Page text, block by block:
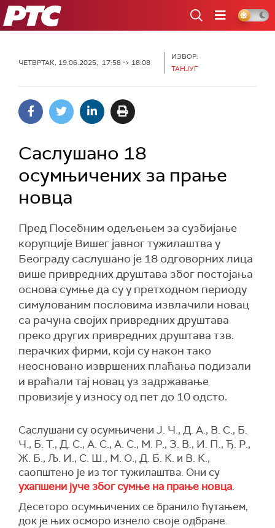
РТС
ЧЕТВРТАК, 19.06.2025, 17:58 -> 18:08
ИЗВОР:
ТАНЈУГ
Саслушано 18
осумњичених за прање
новца
Пред Посебним одељењем за сузбијање
корупције Вишег јавног тужилаштва у
Београду саслушано је 18 одговорних лица
више привредних друштава због постојања
основа сумње да су у претходном периоду
симулованим пословима извлачили новац
са рачуна својих привредних друштава
преко других привредних друштава тзв.
перачких фирми, који су након тако
неосновано извршених плаћања подизали
и враћали тај новац уз задржавање
провизије у износу од пет до 10 одсто.
Саслушани су осумњичени Ј. Ч., Д. А., В. С., Б.
Ч., Б. Т., Д. С., А. С., А. С., М. Р., З. В., И. П., Ђ. Р.,
Ж. Б., Љ. И., С. Ш., М. О., Д. Б. К. и В. К.,
саопштено је из тог тужилаштва. Они су
ухапшени јуче због сумње на прање новца.
Десеторо осумњичених се бранило ћутањем,
док је њих осморо изнело своје одбране.